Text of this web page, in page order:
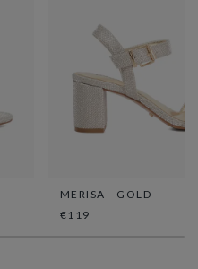
MERISA - GOLD
€119